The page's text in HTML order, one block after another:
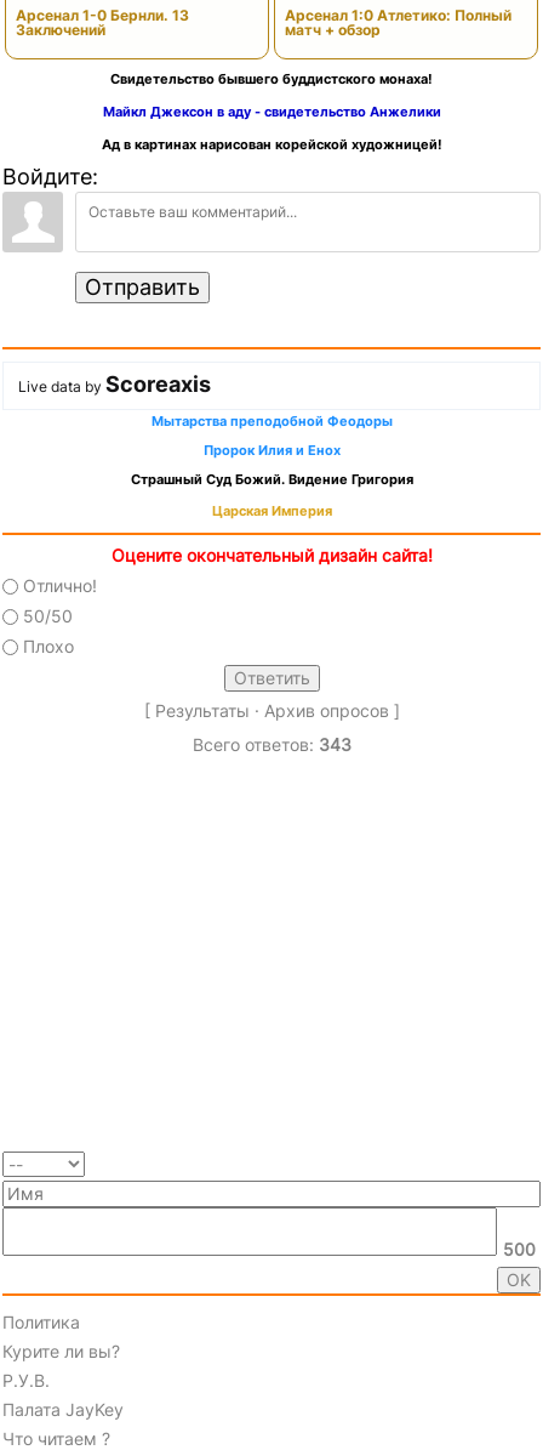
Арсенал 1-0 Бернли. 13
Заключений
Арсенал 1:0 Атлетико: Полный
матч + обзор
Свидетельство бывшего буддистского монаха!
Майкл Джексон в аду - свидетельство Анжелики
Ад в картинах нарисован корейской художницей!
Войдите:
Отправить
Live data by Scoreaxis
Мытарства преподобной Феодоры
Пророк Илия и Енох
Страшный Суд Божий. Видение Григория
Царская Империя
Оцените окончательный дизайн сайта!
Отлично!
50/50
Плохо
[ Результаты · Архив опросов ]
Всего ответов: 343
500
Политика
Курите ли вы?
Р.У.В.
Палата JayKey
Что читаем ?